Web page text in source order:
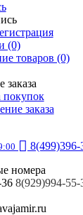
(0)
товаров (0)
покупок
заказа
8(499)396-
номера
8(929)994-55-